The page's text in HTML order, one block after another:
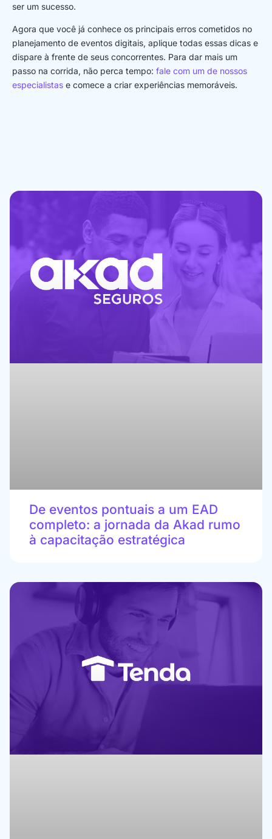
ser um sucesso.
Agora que você já conhece os principais erros cometidos no
planejamento de eventos digitais, aplique todas essas dicas e
dispare à frente de seus concorrentes. Para dar mais um
passo na corrida, não perca tempo: fale com um de nossos
especialistas e comece a criar experiências memoráveis.
De eventos pontuais a um EAD
completo: a jornada da Akad rumo
à capacitação estratégica